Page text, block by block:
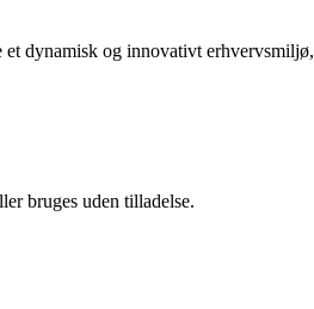
dynamisk og innovativt erhvervsmiljø,
bruges uden tilladelse.